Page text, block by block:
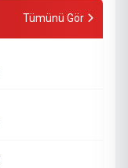
Tümünü Gör